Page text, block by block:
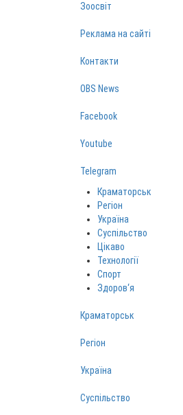
Зоосвіт
Реклама на сайті
Контакти
OBS News
Facebook
Youtube
Telegram
Краматорськ
Регіон
Україна
Суспільство
Цікаво
Технології
Спорт
Здоров‘я
Краматорськ
Регіон
Україна
Суспільство